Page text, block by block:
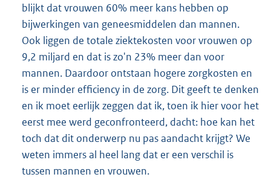
blijkt dat vrouwen 60% meer kans hebben op
bijwerkingen van geneesmiddelen dan mannen.
Ook liggen de totale ziektekosten voor vrouwen op
9,2 miljard en dat is zo'n 23% meer dan voor
mannen. Daardoor ontstaan hogere zorgkosten en
is er minder efficiency in de zorg. Dit geeft te denken
en ik moet eerlijk zeggen dat ik, toen ik hier voor het
eerst mee werd geconfronteerd, dacht: hoe kan het
toch dat dit onderwerp nu pas aandacht krijgt? We
weten immers al heel lang dat er een verschil is
tussen mannen en vrouwen.